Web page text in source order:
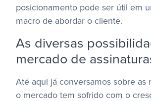
posicionamento pode ser útil em
macro de abordar o cliente.
As diversas
mercado de
Até aqui já conversamos sobre as
o mercado tem sofrido com o